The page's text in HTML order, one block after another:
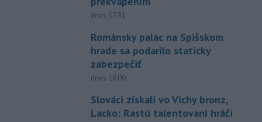
dnes 17:31
Románsky palác na Spišskom
hrade sa podarilo staticky
zabezpečiť
dnes 18:00
Slováci získali vo Vichy bronz,
Lacko: Rastú talentovaní hráči